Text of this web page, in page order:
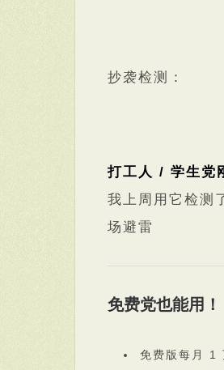
抄袭检测：
打工人 / 学生党
我上周用它检测
场避雷
免费党也能用！
免费版每月 1